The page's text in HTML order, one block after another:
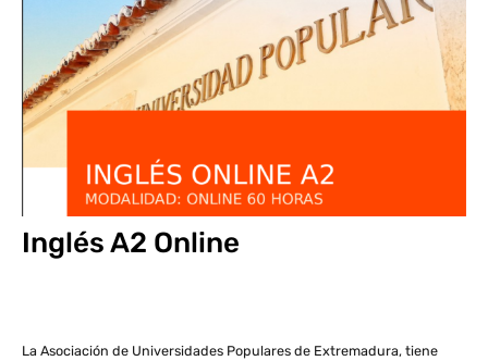
Inglés A2 Online
La Asociación de Universidades Populares de Extremadura, tiene